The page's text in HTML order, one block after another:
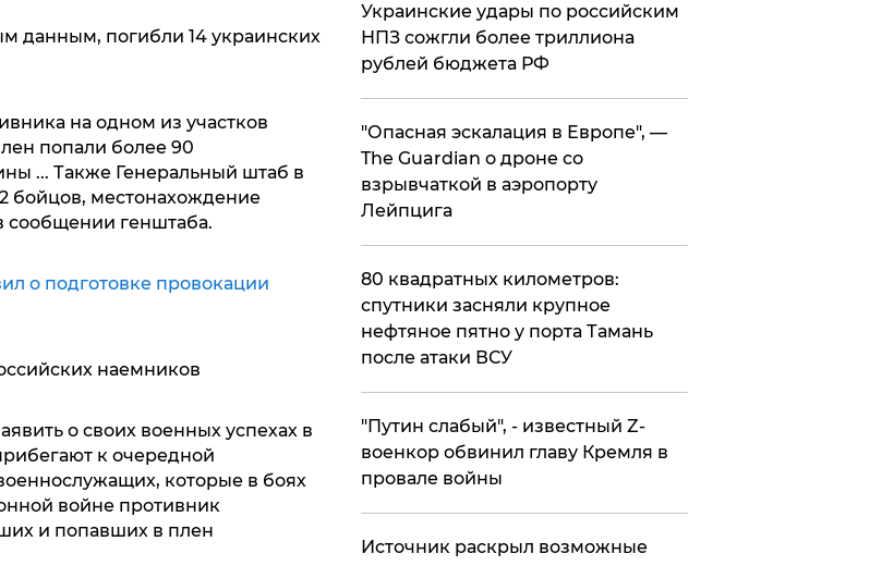
данным, погибли 14 украинских
на одном из участков
попали более 90
... Также Генеральный штаб в
бойцов, местонахождение
сообщении генштаба.
о подготовке провокации
наемников
о своих военных успехах в
к очередной
которые в боях
войне противник
и попавших в плен
Украинские удары по российским
НПЗ сожгли более триллиона
рублей бюджета РФ
"Опасная эскалация в Европе", —
The Guardian о дроне со
взрывчаткой в аэропорту
Лейпцига
80 квадратных километров:
спутники засняли крупное
нефтяное пятно у порта Тамань
после атаки ВСУ
​"Путин слабый", - известный Z-
военкор обвинил главу Кремля в
провале войны
​Источник раскрыл возможные